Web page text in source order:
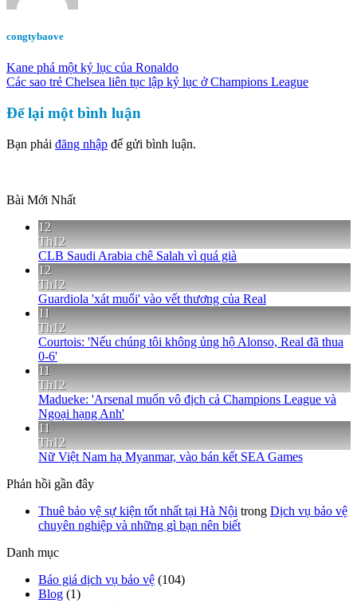
congtybaove
Kane phá một kỷ lục của Ronaldo
Các sao trẻ Chelsea liên tục lập kỷ lục ở Champions League
Để lại một bình luận
Bạn phải đăng nhập để gửi bình luận.
Bài Mới Nhất
12
Th12
CLB Saudi Arabia chê Salah vì quá già
12
Th12
Guardiola 'xát muối' vào vết thương của Real
11
Th12
Courtois: 'Nếu chúng tôi không ủng hộ Alonso, Real đã thua
0-6'
11
Th12
Madueke: 'Arsenal muốn vô địch cả Champions League và
Ngoại hạng Anh'
11
Th12
Nữ Việt Nam hạ Myanmar, vào bán kết SEA Games
Phản hồi gần đây
Thuê bảo vệ sự kiện tốt nhất tại Hà Nội trong Dịch vụ bảo vệ
chuyên nghiệp và những gì bạn nên biết
Danh mục
Báo giá dịch vụ bảo vệ (104)
Blog (1)